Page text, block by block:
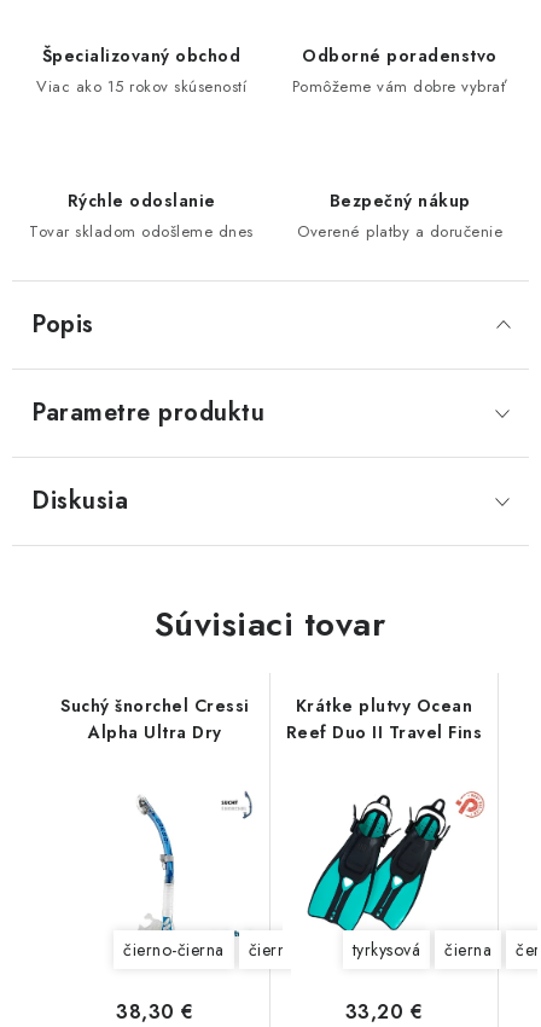
Špecializovaný obchod
Viac ako 15 rokov skúseností
Odborné poradenstvo
Pomôžeme vám dobre vybrať
Rýchle odoslanie
Tovar skladom odošleme dnes
Bezpečný nákup
Overené platby a doručenie
Popis
Parametre produktu
Diskusia
Súvisiaci tovar
Suchý šnorchel Cressi
Alpha Ultra Dry
čierno-čierna čierno-ružová modrá žltá
38,30 €
Krátke plutvy Ocean
Reef Duo II Travel Fins
tyrkysová čierna
33,20 €